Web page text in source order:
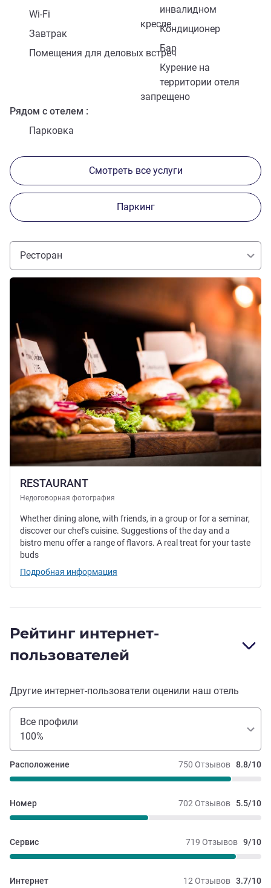
инвалидном
кресле
Wi-Fi
Кондиционер
Завтрак
Бар
Помещения для деловых встреч
Курение на
территории отеля
запрещено
Рядом с отелем
Парковка
Смотреть все услуги
Паркинг
Ресторан
RESTAURANT
Недоговорная фотография
Подробная информация
Whether dining alone, with friends, in a group or for a seminar,
discover our chef's cuisine. Suggestions of the day and a
bistro menu offer a range of flavors. A real treat for your taste
buds
Подробная информация
Рейтинг интернет-
пользователей
Другие интернет-пользователи оценили наш отель
Все профили
100%
750 Отзывов 8.8/10
Расположение
702 Отзывов 5.5/10
Номер
719 Отзывов 9/10
Сервис
12 Отзывов 3.7/10
Интернет